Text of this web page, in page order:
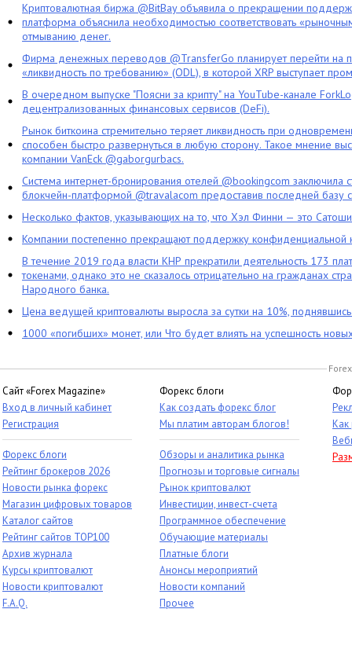
Криптовалютная биржа @BitBay объявила о прекращении
платформа объяснила необходимостью соответствовать
отмыванию денег.
Фирма денежных переводов @TransferGo планирует перейти на
«ликвидность по требованию» (ODL), в которой XRP выступает
В очередном выпуске "Поясни за крипту" на YouTube-канале
децентрализованных финансовых сервисов (DeFi).
Рынок биткоина стремительно теряет ликвидность при
способен быстро развернуться в любую сторону. Такое мнение
компании VanEck @gaborgurbacs.
Система интернет-бронирования отелей @bookingcom заключила
блокчейн-платформой @travalacom предоставив последней базу
Несколько фактов, указывающих на то, что Хэл Финни — это
Компании постепенно прекращают поддержку конфиденциальной
В течение 2019 года власти КНР прекратили деятельность 173
токенами, однако это не сказалось отрицательно на гражданах
Народного банка.
Цена ведущей криптовалюты выросла за сутки на 10%,
1000 «погибших» монет, или Что будет влиять на успешность
Сайт «Forex Magazine»
Вход в личный кабинет
Регистрация
Форекс блоги
Рейтинг брокеров 2026
Новости рынка форекс
Магазин цифровых товаров
Каталог сайтов
Рейтинг сайтов TOP100
Архив журнала
Курсы криптовалют
Новости криптовалют
F.A.Q.
Форекс блоги
Как создать форекс блог
Мы платим авторам блогов!
Обзоры и аналитика рынка
Прогнозы и торговые сигналы
Рынок криптовалют
Инвестиции, инвест-счета
Программное обеспечение
Обучающие материалы
Платные блоги
Анонсы мероприятий
Новости компаний
Прочее
Как